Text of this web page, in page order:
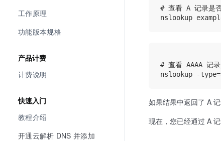
工作原理
功能版本规格
产品计费
计费说明
快速入门
教程介绍
开通云解析 DNS 并添加
# 查看 A 记录是
# 查看 AAAA 记录
如果结果中返回了 A
现在，您已经通过 A